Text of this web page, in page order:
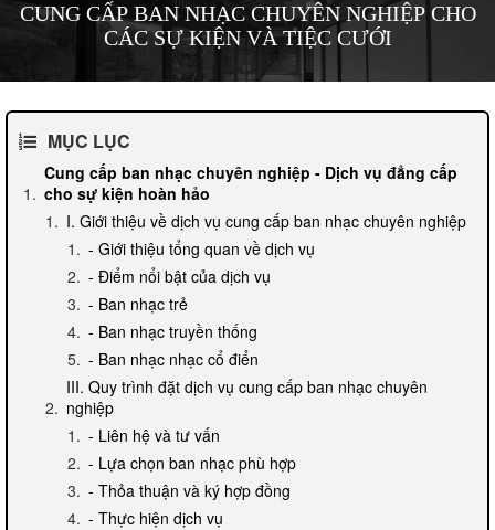
CUNG CẤP BAN NHẠC CHUYÊN NGHIỆP CHO
CÁC SỰ KIỆN VÀ TIỆC CƯỚI
MỤC LỤC
Cung cấp ban nhạc chuyên nghiệp - Dịch vụ đẳng cấp
cho sự kiện hoàn hảo
I. Giới thiệu về dịch vụ cung cấp ban nhạc chuyên nghiệp
- Giới thiệu tổng quan về dịch vụ
- Điểm nổi bật của dịch vụ
- Ban nhạc trẻ
- Ban nhạc truyền thống
- Ban nhạc nhạc cổ điển
III. Quy trình đặt dịch vụ cung cấp ban nhạc chuyên
nghiệp
- Liên hệ và tư vấn
- Lựa chọn ban nhạc phù hợp
- Thỏa thuận và ký hợp đồng
- Thực hiện dịch vụ